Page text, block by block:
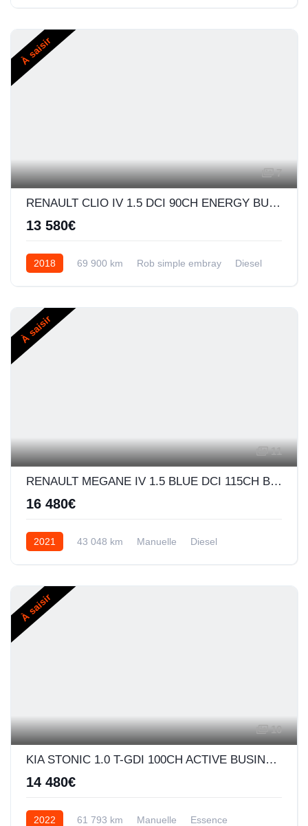
À saisir
7
RENAULT CLIO IV 1.5 DCI 90CH ENERGY BUSINESS EDC 5P
13 580€
2018 69 900 km Rob simple embray Diesel
À saisir
11
RENAULT MEGANE IV 1.5 BLUE DCI 115CH BUSINESS -21N
16 480€
2021 43 048 km Manuelle Diesel
À saisir
10
KIA STONIC 1.0 T-GDI 100CH ACTIVE BUSINESS
14 480€
2022 61 793 km Manuelle Essence